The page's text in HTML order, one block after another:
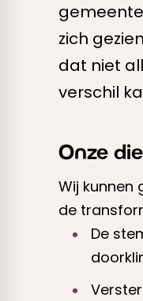
zich
dat niet
verschil
Onze
Wij kunnen
de
De